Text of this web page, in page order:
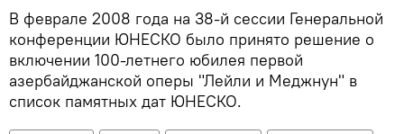
В феврале 2008 года на 38-й сессии Генеральной
конференции ЮНЕСКО было принято решение о
включении 100-летнего юбилея первой
азербайджанской оперы "Лейли и Меджнун" в
список памятных дат ЮНЕСКО.